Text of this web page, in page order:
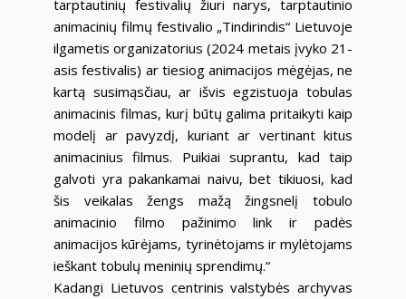
tarptautinių festivalių žiuri narys, tarptautinio
animacinių filmų festivalio „Tindirindis“ Lietuvoje
ilgametis organizatorius (2024 metais įvyko 21-
asis festivalis) ar tiesiog animacijos mėgėjas, ne
kartą susimąsčiau, ar išvis egzistuoja tobulas
animacinis filmas, kurį būtų galima pritaikyti kaip
modelį ar pavyzdį, kuriant ar vertinant kitus
animacinius filmus. Puikiai suprantu, kad taip
galvoti yra pakankamai naivu, bet tikiuosi, kad
šis veikalas žengs mažą žingsnelį tobulo
animacinio filmo pažinimo link ir padės
animacijos kūrėjams, tyrinėtojams ir mylėtojams
ieškant tobulų meninių sprendimų.“
Kadangi Lietuvos centrinis valstybės archyvas